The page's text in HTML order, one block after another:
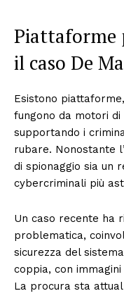
Piattaforme
il caso De
Esistono
fungono da motori
supportando i
rubare. Nonostante
di spionaggio sia un
cybercriminali più
Un caso recente ha
problematica,
sicurezza del
coppia, con
La procura sta